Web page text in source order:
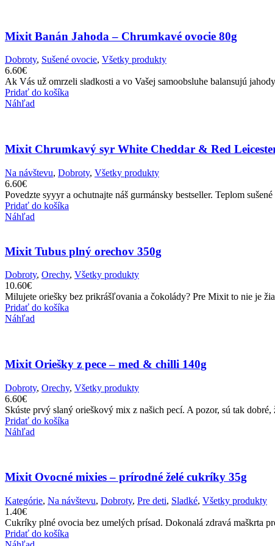
Mixit Banán Jahoda – Chrumkavé ovocie 80g
Dobroty, Sušené ovocie, Všetky produkty
6.60€
Ak Vás už omrzeli sladkosti a vo Vašej samoobsluhe balansujú
Pridať do košíka
Náhľad
Mixit Chrumkavý syr White Cheddar & Red
Na návštevu, Dobroty, Všetky produkty
6.60€
Povedzte syyyr a ochutnajte náš gurmánsky bestseller. Teplom
Pridať do košíka
Náhľad
Mixit Tubus plný orechov 350g
Dobroty, Orechy, Všetky produkty
10.60€
Milujete oriešky bez prikrášľovania a čokolády? Pre Mixit to nie je
Pridať do košíka
Náhľad
Mixit Oriešky z pece – med & chilli 140g
Dobroty, Orechy, Všetky produkty
6.60€
Skúste prvý slaný orieškový mix z našich pecí. A pozor, sú tak
Pridať do košíka
Náhľad
Mixit Ovocné mixies – prírodné želé cukríky 35g
Kategórie, Na návštevu, Dobroty, Pre deti, Sladké, Všetky produkty
1.40€
Cukríky plné ovocia bez umelých prísad. Dokonalá zdravá maškrta
Pridať do košíka